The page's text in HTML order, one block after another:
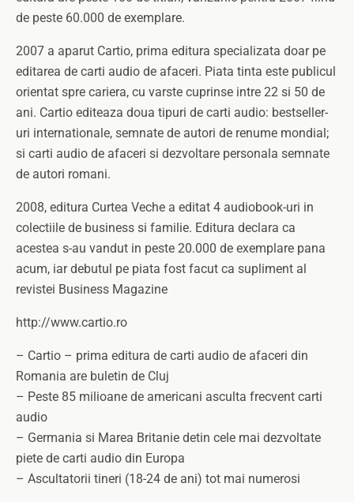
de peste 60.000 de exemplare.
2007 a aparut Cartio, prima editura specializata doar pe
editarea de carti audio de afaceri. Piata tinta este publicul
orientat spre cariera, cu varste cuprinse intre 22 si 50 de
ani. Cartio editeaza doua tipuri de carti audio: bestseller-
uri internationale, semnate de autori de renume mondial;
si carti audio de afaceri si dezvoltare personala semnate
de autori romani.
2008, editura Curtea Veche a editat 4 audiobook-uri in
colectiile de business si familie. Editura declara ca
acestea s-au vandut in peste 20.000 de exemplare pana
acum, iar debutul pe piata fost facut ca supliment al
revistei Business Magazine
http://www.cartio.ro
– Cartio – prima editura de carti audio de afaceri din
Romania are buletin de Cluj
– Peste 85 milioane de americani asculta frecvent carti
audio
– Germania si Marea Britanie detin cele mai dezvoltate
piete de carti audio din Europa
– Ascultatorii tineri (18-24 de ani) tot mai numerosi